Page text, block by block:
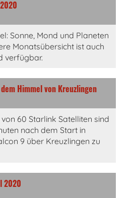
Sonne, Mond und Planeten
Monatsübersicht ist auch
verfügbar.
Himmel von Kreuzlingen
von 60 Starlink Satelliten sind
nach dem Start in
9 über Kreuzlingen zu
2020